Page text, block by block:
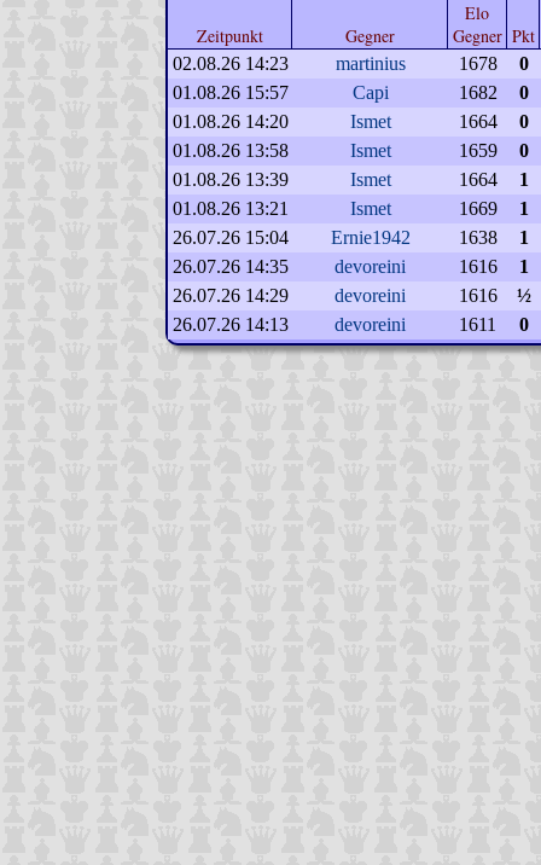
Zeitpunkt Gegner
Elo
Gegner Pkt
02.08.26 14:23 martinius 1678
0
01.08.26 15:57
Capi 1682
0
01.08.26 14:20
Ismet 1664
0
01.08.26 13:58
Ismet 1659
0
01.08.26 13:39
Ismet 1664
1
01.08.26 13:21
Ismet 1669
1
26.07.26 15:04
Ernie1942 1638
1
26.07.26 14:35
devoreini 1616
1
26.07.26 14:29
devoreini 1616
½
26.07.26 14:13
devoreini 1611 0